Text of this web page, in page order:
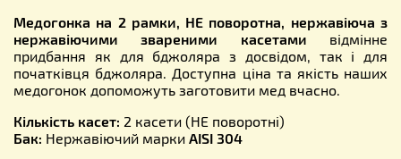
Медогонка на 2 рамки, НЕ поворотна, нержавіюча з
нержавіючими звареними касетами відмінне
придбання як для бджоляра з досвідом, так і для
початківця бджоляра. Доступна ціна та якість наших
медогонок допоможуть заготовити мед вчасно.
Кількість касет: 2 касети (НЕ поворотні)
Бак: Нержавіючий марки AISI 304